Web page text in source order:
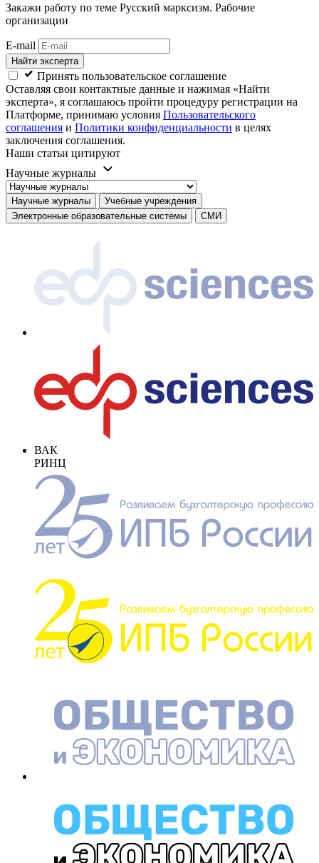
Закажи работу по теме Русский марксизм. Рабочие
организации
E-mail
Найти эксперта
Принять пользовательское соглашение
Оставляя свои контактные данные и нажимая «Найти
эксперта», я соглашаюсь пройти процедуру регистрации на
Платформе, принимаю условия Пользовательского
соглашения и Политики конфиденциальности в целях
заключения соглашения.
Наши статьи цитируют
Научные журналы
Научные журналы
Учебные учреждения
Электронные образовательные системы
СМИ
ВАК
РИНЦ